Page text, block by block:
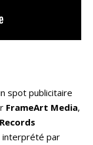
spot publicitaire
FrameArt Media,
interprété par